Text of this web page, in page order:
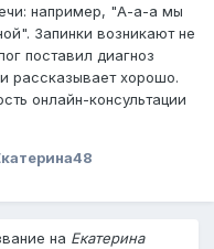
например, "А-а-а мы
Запинки возникают не
поставил диагноз
рассказывает хорошо.
онлайн-консультации
на Екатерина